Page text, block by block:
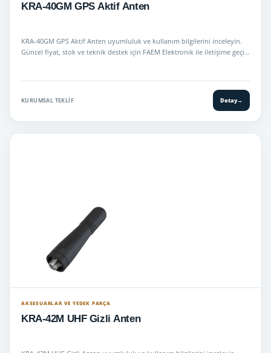
KRA-40GM GPS Aktif Anten
KRA-40GM GPS Aktif Anten uyumluluk ve kullanım bilgilerini inceleyin.
Güncel fiyat, stok ve teknik destek için FAEM Elektronik ile iletişime geçi…
KURUMSAL TEKLIF Detay→
AKSESUARLAR VE YEDEK PARÇA
KRA-42M UHF Gizli Anten